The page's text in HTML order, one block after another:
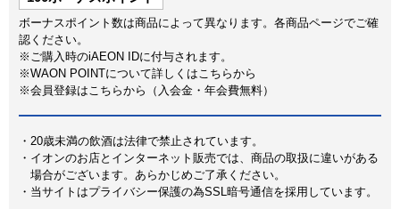
ボーナスポイント数は商品によって異なります。各商品ページでご確
認ください。
ご購入時のiAEON IDに付与されます。
WAON POINTについて詳しくはこちらから
会員登録はこちらから（入会金・年会費無料）
20歳未満の飲酒は法律で禁止されています。
イオンのお店とインターネット販売では、商品の取扱に違いがある
場合がございます。あらかじめご了承ください。
当サイトはプライバシー保護の為SSL暗号通信を採用しています。